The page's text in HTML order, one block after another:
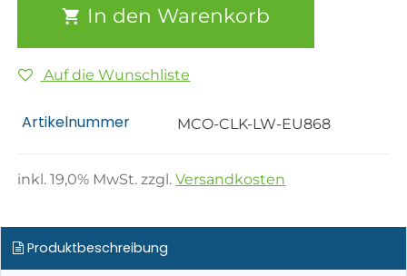
In den Warenkorb
Auf die Wunschliste
Artikelnummer MCO-CLK-LW-EU868
inkl.19,0% MwSt. zzgl.Versandkosten
Produktbeschreibung